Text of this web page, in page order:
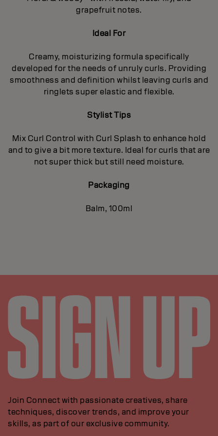
grapefruit notes.
Ideal For
Creamy, moisturizing formula specifically
developed for the needs of unruly curls. Providing
smoothness and definition whilst leaving curls and
ringlets super elastic and flexible.
Stylist Tips
Mix Curl Control with Curl Splash to enhance hold
and to give a bit more texture. Ideal for curls that are
not super thick but still need moisture.
Packaging
Balm, 100ml
Join Connect with passionate creatives, share
techniques, discover trends, and improve your
skills, as part of our exclusive community.